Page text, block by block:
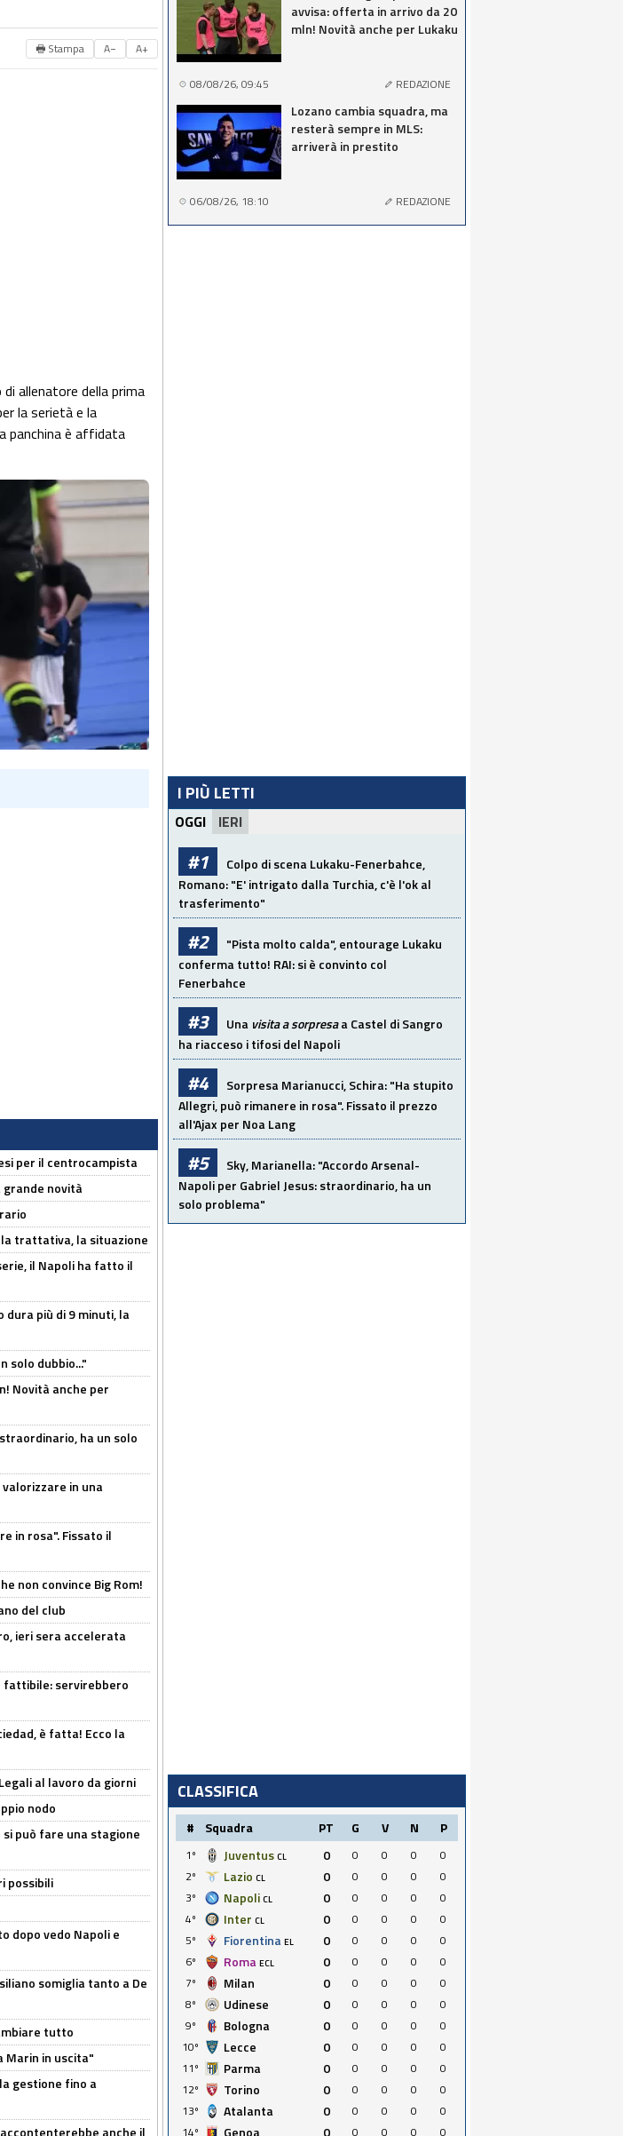
🖶 Stampa A− A+
di allenatore della prima
la serietà e la
panchina è affidata
per il centrocampista
grande novità
trattativa, la situazione
il Napoli ha fatto il
più di 9 minuti, la
solo dubbio..."
Novità anche per
ha un solo
in una
in rosa". Fissato il
non convince Big Rom!
del club
ieri sera accelerata
fattibile: servirebbero
è fatta! Ecco la
al lavoro da giorni
nodo
si può fare una stagione
possibili
dopo vedo Napoli e
somiglia tanto a De
tutto
Marin in uscita"
gestione fino a
anche il
avvisa: offerta in arrivo da 20
mln! Novità anche per Lukaku
08/08/26, 09:45 REDAZIONE
Lozano cambia squadra, ma
resterà sempre in MLS:
arriverà in prestito
06/08/26, 18:10 REDAZIONE
I PIÙ LETTI
OGGI IERI
#1
Colpo di scena Lukaku-Fenerbahce,
Romano: "E' intrigato dalla Turchia, c'è l'ok al
trasferimento"
#2
"Pista molto calda", entourage Lukaku
conferma tutto! RAI: si è convinto col
Fenerbahce
#3 Una visita a sorpresaa Castel di Sangro
ha riacceso i tifosi del Napoli
#4
Sorpresa Marianucci, Schira: "Ha stupito
Allegri, può rimanere in rosa". Fissato il prezzo
all'Ajax per Noa Lang
#5
Sky, Marianella: "Accordo Arsenal-
Napoli per Gabriel Jesus: straordinario, ha un
solo problema"
CLASSIFICA
# Squadra PT G V N P
1º Juventus CL 0 0 0 0
0
2º
Lazio CL 0 0 0 0
0
3º
Napoli CL 0 0 0 0
0
4º
Inter CL 0 0 0 0
0
5º
Fiorentina EL 0 0 0 0
0
6º
Roma ECL 0 0 0 0
0
7º
Milan 0 0 0 0
0
8º
Udinese 0 0 0 0
0
9º
Bologna 0 0 0 0
0
10º
Lecce 0 0 0 0
0
11º
Parma 0 0 0 0
0
12º
Torino 0 0 0 0
0
13º
Atalanta 0 0 0 0
0
14º
Genoa 0 0 0 0 0